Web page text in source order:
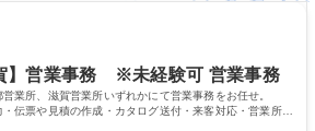
】営業事務 ※未経験可 営業事務
業所、滋賀営業所いずれかにて営業事務をお任せ。
伝票や見積の作成・カタログ送付・来客対応・営業所内
お任せ。